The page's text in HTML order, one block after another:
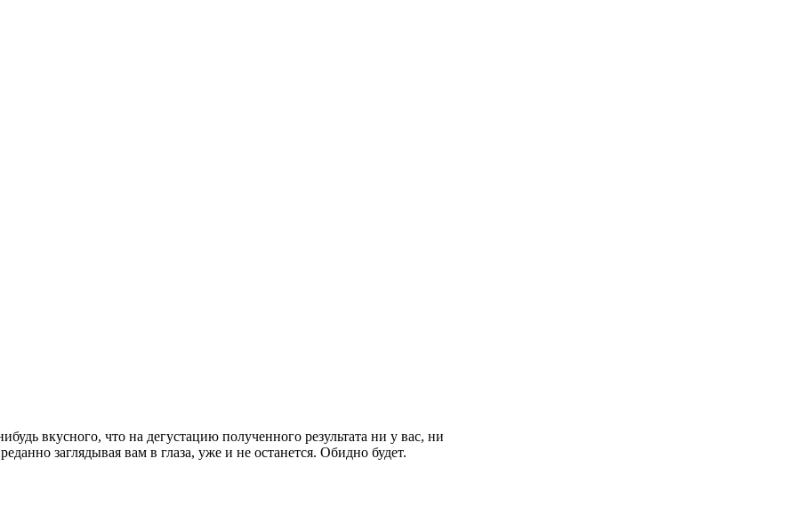
вкусного, что на дегустацию полученного результата ни у вас, ни
заглядывая вам в глаза, уже и не останется. Обидно будет.